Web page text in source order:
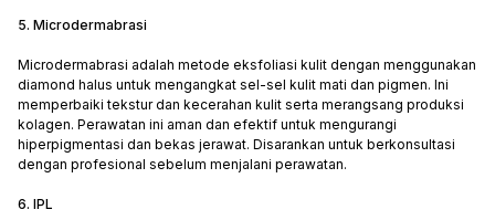
5. Microdermabrasi
Microdermabrasi adalah metode eksfoliasi kulit dengan menggunakan
diamond halus untuk mengangkat sel-sel kulit mati dan pigmen. Ini
memperbaiki tekstur dan kecerahan kulit serta merangsang produksi
kolagen. Perawatan ini aman dan efektif untuk mengurangi
hiperpigmentasi dan bekas jerawat. Disarankan untuk berkonsultasi
dengan profesional sebelum menjalani perawatan.
6. IPL